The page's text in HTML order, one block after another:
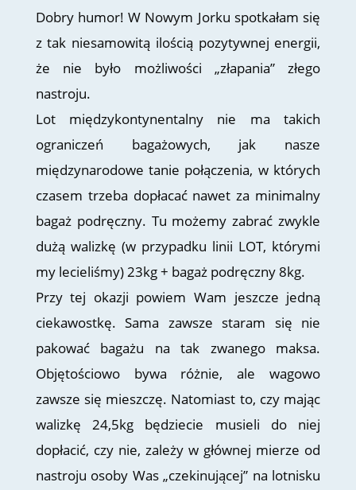
Dobry humor! W Nowym Jorku spotkałam się
z tak niesamowitą ilością pozytywnej energii,
że nie było możliwości „złapania” złego
nastroju.
Lot międzykontynentalny nie ma takich
ograniczeń bagażowych, jak nasze
międzynarodowe tanie połączenia, w których
czasem trzeba dopłacać nawet za minimalny
bagaż podręczny. Tu możemy zabrać zwykle
dużą walizkę (w przypadku linii LOT, którymi
my lecieliśmy) 23kg + bagaż podręczny 8kg.
Przy tej okazji powiem Wam jeszcze jedną
ciekawostkę. Sama zawsze staram się nie
pakować bagażu na tak zwanego maksa.
Objętościowo bywa różnie, ale wagowo
zawsze się mieszczę. Natomiast to, czy mając
walizkę 24,5kg będziecie musieli do niej
dopłacić, czy nie, zależy w głównej mierze od
nastroju osoby Was „czekinującej” na lotnisku